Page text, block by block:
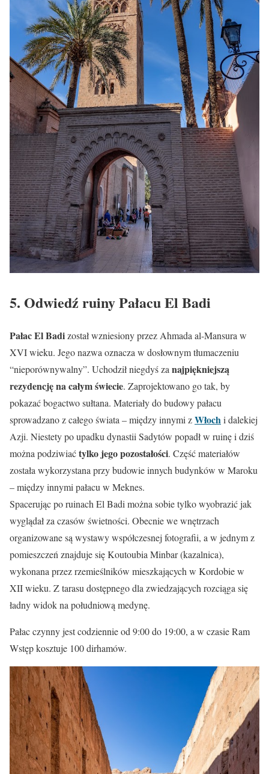
5. Odwiedź ruiny Pałacu El Badi
Pałac El Badizostał wzniesiony przez Ahmada al-Mansura w
XVI wieku. Jego nazwa oznacza w dosłownym tłumaczeniu
“nieporównywalny”. Uchodził niegdyś za najpiękniejszą
rezydencję na całym świecie. Zaprojektowano go tak, by
pokazać bogactwo sułtana. Materiały do budowy pałacu
sprowadzano z całego świata – między innymi zWłochi dalekiej
Azji. Niestety po upadku dynastii Sadytów popadł w ruinę i dziś
można podziwiaćtylko jego pozostałości. Część materiałów
została wykorzystana przy budowie innych budynków w Maroku
– między innymi pałacu w Meknes.
Spacerując po ruinach El Badi można sobie tylko wyobrazić jak
wyglądał za czasów świetności. Obecnie we wnętrzach
organizowane są wystawy współczesnej fotografii, a w jednym z
pomieszczeń znajduje się Koutoubia Minbar (kazalnica),
wykonana przez rzemieślników mieszkających w Kordobie w
XII wieku. Z tarasu dostępnego dla zwiedzających rozciąga się
ładny widok na południową medynę.
Pałac czynny jest codziennie od 9:00 do 19:00, a w czasie Ram
Wstęp kosztuje 100 dirhamów.